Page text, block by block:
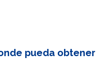
pueda